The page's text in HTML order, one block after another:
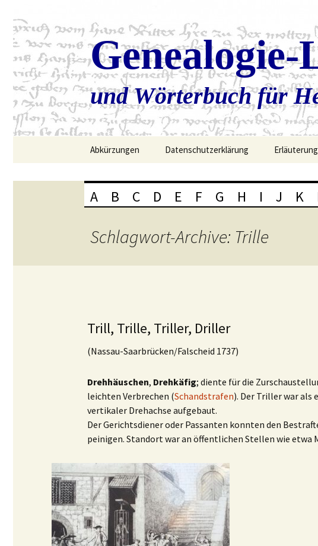
und Wörterbuch für
Abkürzungen Datenschutzerklärung
A B C D E F G H I J K
Schlagwort-Archive: Trille
Trill, Trille, Triller, Driller
(Nassau-Saarbrücken/Falscheid 1737)
Drehhäuschen, Drehkäfig; diente für die
leichten Verbrechen (Schandstrafen). Der Triller war
vertikaler Drehachse aufgebaut.
Der Gerichtsdiener oder Passanten konnten den
peinigen. Standort war an öffentlichen Stellen wie etwa